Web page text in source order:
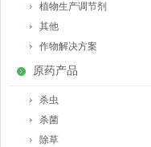
植物生产调节剂
其他
作物解决方案
原药产品
杀虫
杀菌
除草